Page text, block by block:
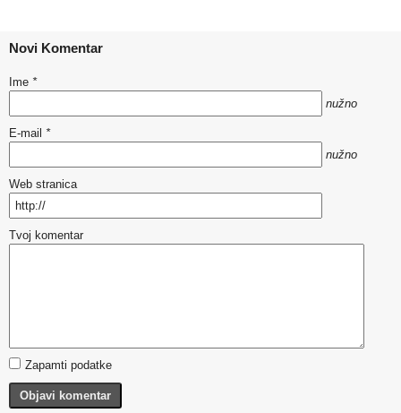
Novi Komentar
Ime *
nužno
E-mail *
nužno
Web stranica
Tvoj komentar
Zapamti podatke
Objavi komentar